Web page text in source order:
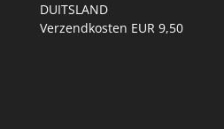
DUITSLAND
Verzendkosten EUR 9,50